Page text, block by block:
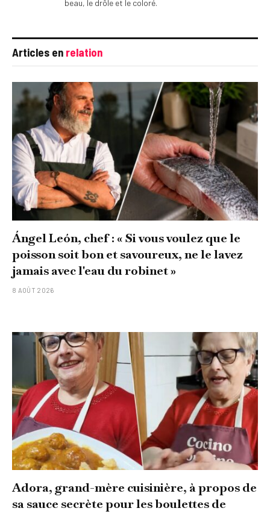
beau, le drôle et le coloré.
Articles en relation
Ángel León, chef : « Si vous voulez que le
poisson soit bon et savoureux, ne le lavez
jamais avec l'eau du robinet »
8 AOÛT 2026
Adora, grand-mère cuisinière, à propos de
sa sauce secrète pour les boulettes de